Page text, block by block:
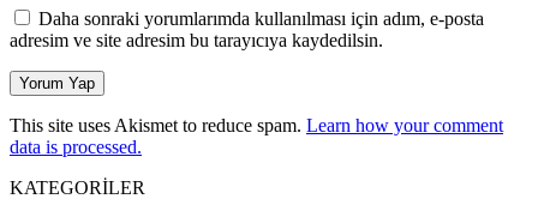
Daha sonraki yorumlarımda kullanılması için adım, e-posta
adresim ve site adresim bu tarayıcıya kaydedilsin.
This site uses Akismet to reduce spam. Learn how your comment
data is processed.
KATEGORİLER